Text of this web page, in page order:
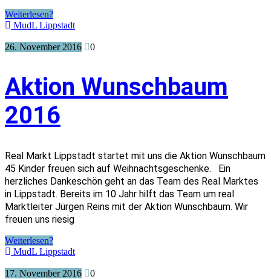
Weiterlesen?
MudL Lippstadt
26. November 2016 0
Aktion Wunschbaum
2016
Real Markt Lippstadt startet mit uns die Aktion Wunschbaum
45 Kinder freuen sich auf Weihnachtsgeschenke. Ein
herzliches Dankeschön geht an das Team des Real Marktes
in Lippstadt. Bereits im 10 Jahr hilft das Team um real
Marktleiter Jürgen Reins mit der Aktion Wunschbaum. Wir
freuen uns riesig
Weiterlesen?
MudL Lippstadt
17. November 2016 0